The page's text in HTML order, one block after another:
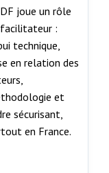
joue un rôle
:
technique,
en relation des
et
sécurisant,
en France.